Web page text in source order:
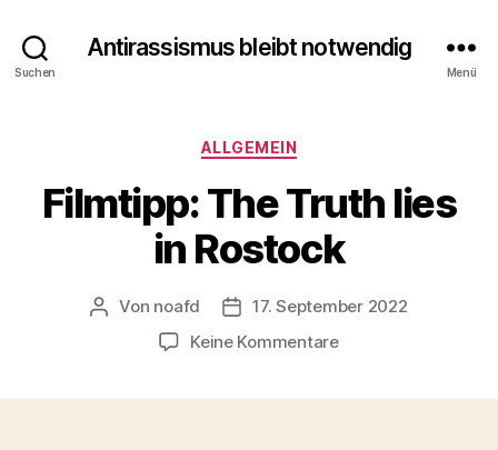
Suchen
Antirassismus bleibt notwendig
Menü
Kategorien
ALLGEMEIN
Filmtipp: The Truth lies
in Rostock
Beitragsautor
Von noafd Veröffentlichungsdatum
17. September 2022
Keine Kommentarezu